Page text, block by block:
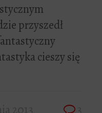
przyszedł
cieszy się